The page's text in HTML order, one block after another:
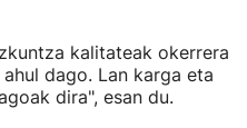
kalitateak okerrera
dago. Lan karga eta
dira", esan du.